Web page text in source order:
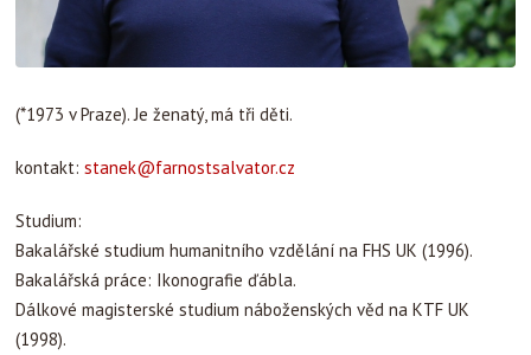
(*1973 v Praze). Je ženatý, má tři děti.
kontakt: stanek@farnostsalvator.cz
Studium:
Bakalářské studium humanitního vzdělání na FHS UK (1996).
Bakalářská práce: Ikonografie ďábla.
Dálkové magisterské studium náboženských věd na KTF UK
(1998).